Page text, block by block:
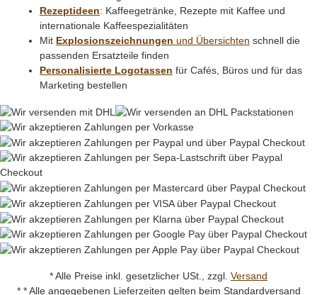
Rezeptideen: Kaffeegetränke, Rezepte mit Kaffee und
internationale Kaffeespezialitäten
Mit Explosionszeichnungen und Übersichten schnell die
passenden Ersatzteile finden
Personalisierte Logotassen für Cafés, Büros und für das
Marketing bestellen
* Alle Preise inkl. gesetzlicher USt., zzgl. Versand
* * Alle angegebenen Lieferzeiten gelten beim Standardversand